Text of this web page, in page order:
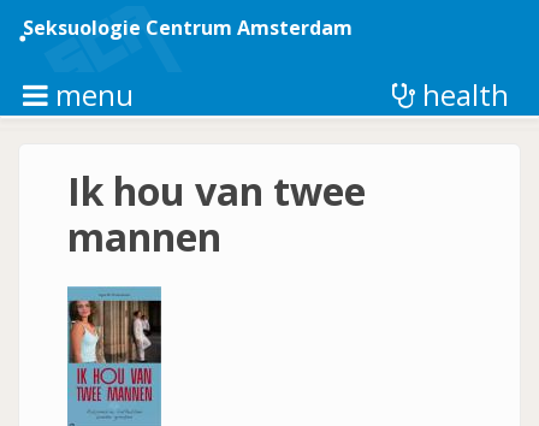
naar
gaan
Seksuologie Centrum Amsterdam
menu health
Ik hou van twee
mannen